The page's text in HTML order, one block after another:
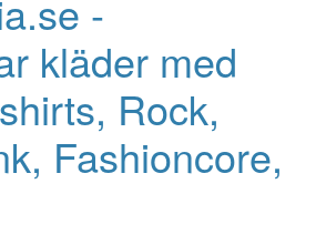
-
kläder med
Rock,
Fashioncore,